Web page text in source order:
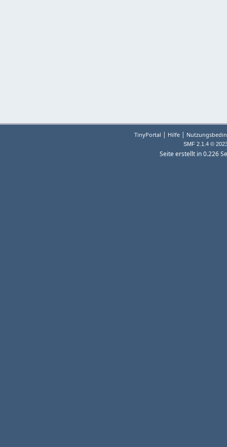
TinyPortal | Hilfe |
SMF 2.1.4 ©
Seite erstellt in 0.226